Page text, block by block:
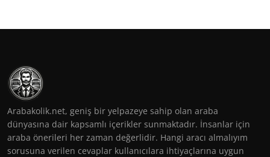
Arabakolik.net, geniş bir yelpazeye sahip olan araba
dünyasına dair kapsamlı içerikler sunmaktadır. İnsanlar için
araba önerileri her zaman değerlidir. Hangi aracı almalıyım
sorusuna verilen cevaplar kullanıcılara ihtiyaçlarına uygun